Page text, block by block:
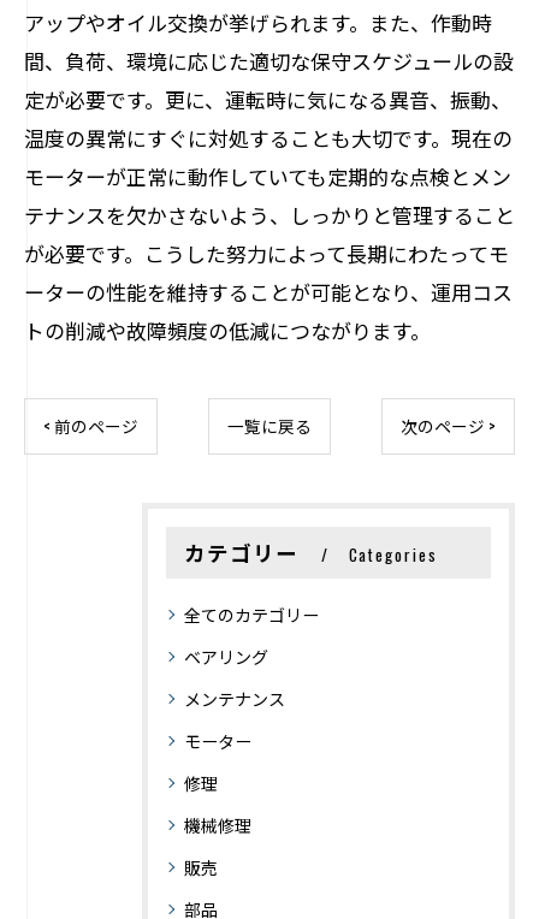
アップやオイル交換が挙げられます。また、作動時
間、負荷、環境に応じた適切な保守スケジュールの設
定が必要です。更に、運転時に気になる異音、振動、
温度の異常にすぐに対処することも大切です。現在の
モーターが正常に動作していても定期的な点検とメン
テナンスを欠かさないよう、しっかりと管理すること
が必要です。こうした努力によって長期にわたってモ
ーターの性能を維持することが可能となり、運用コス
トの削減や故障頻度の低減につながります。
< 前のページ 一覧に戻る 次のページ >
カテゴリー Categories
全てのカテゴリー
ベアリング
メンテナンス
モーター
修理
機械修理
販売
部品